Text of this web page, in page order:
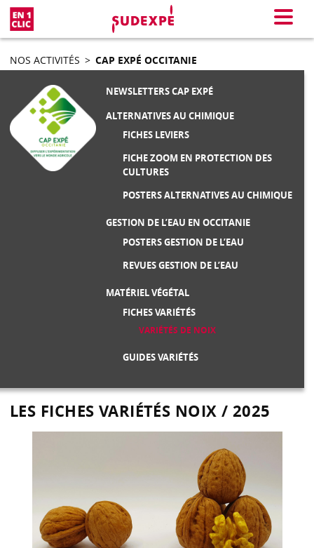
Menu
NOS ACTIVITÉS > CAP EXPÉ OCCITANIE
NEWSLETTERS CAP EXPÉ
ALTERNATIVES AU CHIMIQUE
FICHES LEVIERS
FICHE ZOOM EN PROTECTION DES
CULTURES
POSTERS ALTERNATIVES AU CHIMIQUE
GESTION DE L’EAU EN OCCITANIE
POSTERS GESTION DE L’EAU
REVUES GESTION DE L’EAU
MATÉRIEL VÉGÉTAL
FICHES VARIÉTÉS
VARIÉTÉS DE NOIX
GUIDES VARIÉTÉS
LES FICHES VARIÉTÉS NOIX / 2025